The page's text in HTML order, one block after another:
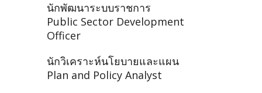
นักพัฒนาระบบราชการ
Public Sector Development
Officer
นักวิเคราะห์นโยบายและแผน
Plan and Policy Analyst